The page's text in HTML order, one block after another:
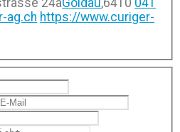
24aGoldau,6410 041
ag.ch https://www.curiger-